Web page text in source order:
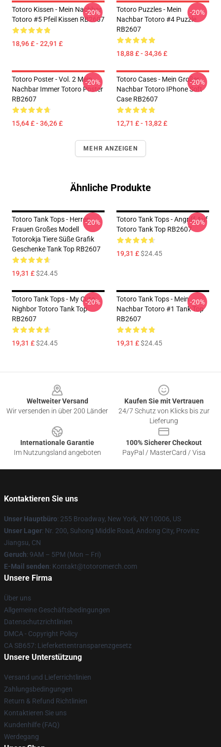
Totoro Kissen - Mein Nachbar
Totoro #5 Pfeil Kissen RB2607
18,96 £ - 22,91 £
-20%
Totoro Puzzles - Mein
Nachbar Totoro #4 Puzzle
RB2607
18,88 £ - 34,36 £
-20%
Totoro Poster - Vol. 2 Mein
Nachbar Immer Totoro Poster
RB2607
15,64 £ - 36,26 £
-20%
Totoro Cases - Mein Großer
Nachbar Totoro IPhone Soft
Case RB2607
12,71 £ - 13,82 £
-20%
MEHR ANZEIGEN
Ähnliche Produkte
Totoro Tank Tops - Herren
Frauen Großes Modell
Totorokja Tiere Süße Grafik
Geschenke Tank Top RB2607
19,31 £$24.45
-20%
Totoro Tank Tops - Angriff Auf
Totoro Tank Top RB2607
19,31 £$24.45
-20%
Totoro Tank Tops - My Cute
Nighbor Totoro Tank Top
RB2607
19,31 £$24.45
-20%
Totoro Tank Tops - Mein
Nachbar Totoro #1 Tank Top
RB2607
19,31 £$24.45
-20%
Weltweiter Versand
Wir versenden in über 200 Länder
Kaufen Sie mit Vertrauen
24/7 Schutz von Klicks bis zur
Lieferung
Internationale Garantie
Im Nutzungsland angeboten
100% Sicherer Checkout
PayPal / MasterCard / Visa
Kontaktieren Sie uns
Unser Hauptbüro: 255 Broadway, New York, NY 10006, US
Unser Lager: Nr. 200, Suhong Middle Road, Andong City, Provinz
Jiangsu, CN
Geruch: 9AM – 5PM (Mon – Fri)
E-Mail senden: Kontakt@totoromerch.com
Unsere Firma
Über uns
Allgemeine Geschäftsbedingungen
Datenschutzrichtlinien
DMCA - Copyright Policy
CA SB657: Lieferkettentransparenzgesetz
Unsere Unterstützung
Versand und Lieferrichtlinien
Zahlungsbedingungen
Return & Refund Richtlinien
Kontaktieren Sie uns
Kundenhilfe (FAQ)
Werdegang